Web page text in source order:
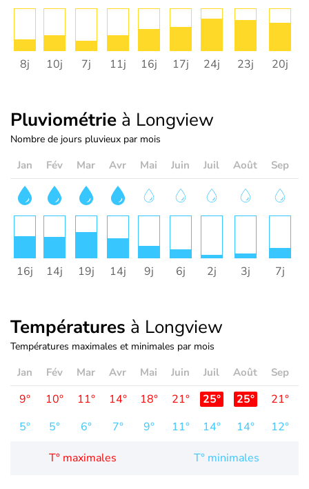
8j 10j 7j 11j 16j 17j 24j 23j 20j
Pluviométrie à Longview
Nombre de jours pluvieux par mois
Jan Fév Mar Avr Mai Juin Juil Août Sep
16j 14j 19j 14j 9j 6j 2j 3j 7j
Températures à Longview
Températures maximales et minimales par mois
Jan Fév Mar Avr Mai Juin Juil Août Sep
9° 10° 11° 14° 18° 21° 25° 25° 21°
5°
5° 6° 7° 9° 11° 14° 14° 12°
T° maximales T° minimales